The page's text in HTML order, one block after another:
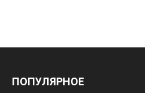
ПОПУЛЯРНОЕ